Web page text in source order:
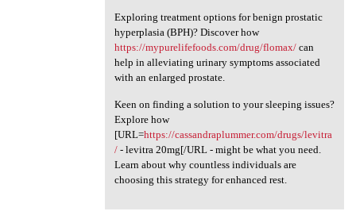
Exploring treatment options for benign prostatic
hyperplasia (BPH)? Discover how
https://mypurelifefoods.com/drug/flomax/can
help in alleviating urinary symptoms associated
with an enlarged prostate.
Keen on finding a solution to your sleeping issues?
Explore how
[URL=https://cassandraplummer.com/drugs/levitra
/- levitra 20mg[/URL - might be what you need.
Learn about why countless individuals are
choosing this strategy for enhanced rest.